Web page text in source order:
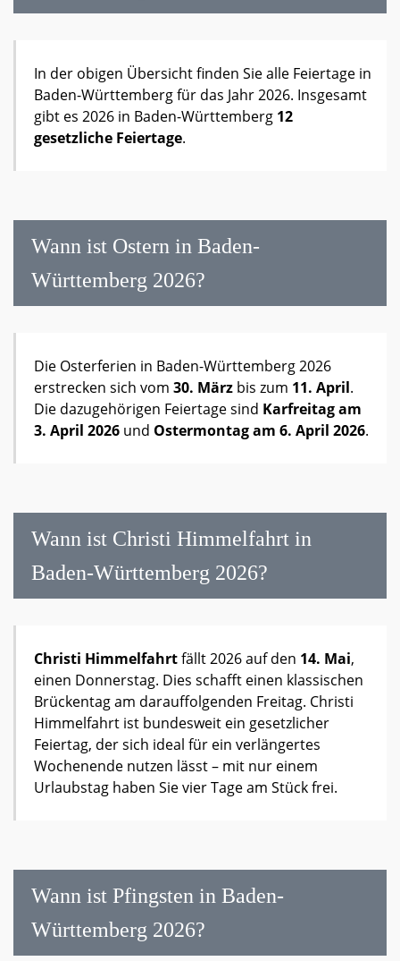
In der obigen Übersicht finden Sie alle Feiertage in
Baden-Württemberg für das Jahr 2026. Insgesamt
gibt es 2026 in Baden-Württemberg 12
gesetzliche Feiertage.
Wann ist Ostern in Baden-
Württemberg 2026?
Die Osterferien in Baden-Württemberg 2026
erstrecken sich vom 30. März bis zum 11. April.
Die dazugehörigen Feiertage sind Karfreitag am
3. April 2026 und Ostermontag am 6. April 2026.
Wann ist Christi Himmelfahrt in
Baden-Württemberg 2026?
Christi Himmelfahrtfällt 2026 auf den 14. Mai,
einen Donnerstag. Dies schafft einen klassischen
Brückentag am darauffolgenden Freitag. Christi
Himmelfahrt ist bundesweit ein gesetzlicher
Feiertag, der sich ideal für ein verlängertes
Wochenende nutzen lässt – mit nur einem
Urlaubstag haben Sie vier Tage am Stück frei.
Wann ist Pfingsten in Baden-
Württemberg 2026?